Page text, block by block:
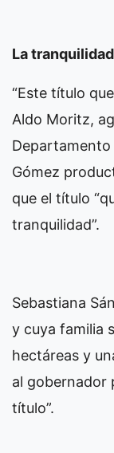
La
“Este título
Aldo Moritz,
Gómez
que el título
tranquilidad”.
Sebastiana
y cuya familia
hectáreas y
al gobernador
título”.